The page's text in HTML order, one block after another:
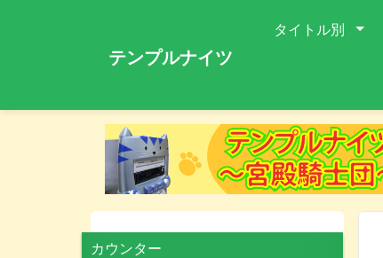
テンプルナイツ
タイトル別
カウンター